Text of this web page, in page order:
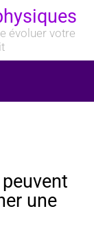
évoluer votre
une